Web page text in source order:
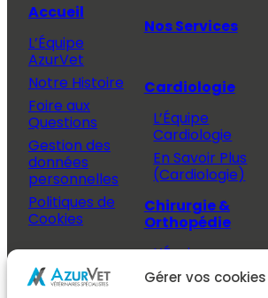
Gérer vos cookies
Accueil
L’Équipe
AzurVet
Notre Histoire
Foire aux
Questions
Gestion des
données
personnelles
Politiques de
Cookies
Propriétaire
Nos Services
Cardiologie
L’Équipe
Cardiologie
En Savoir Plus
(Cardiologie)
Chirurgie &
Orthopédie
L’Équipe
Chirurgie &
Orthopédie